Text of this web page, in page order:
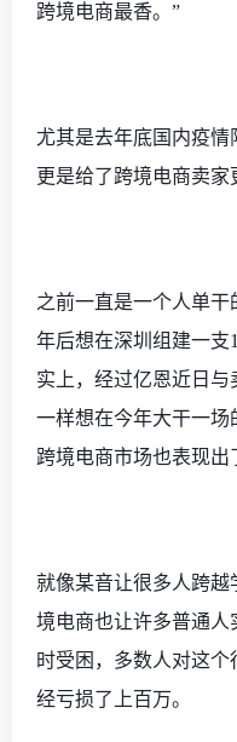
跨境电商最香。”
尤其是去年底国内疫情
更是给了跨境电商卖家
之前一直是一个人单干
年后想在深圳组建一支
实上，经过亿恩近日
一样想在今年大干一场
跨境电商市场也表现出
就像某音让很多人跨
境电商也让许多普通人
时受困，多数人对这
经亏损了上百万。